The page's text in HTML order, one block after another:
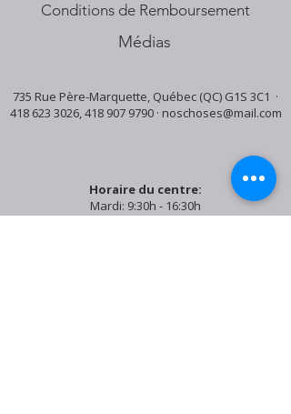
Conditions de Remboursement
Médias
735 Rue Père-Marquette, Québec (QC) G1S 3C1 ·
418 623 3026,418 907 9790· noschoses@mail.com
Horaire du centre:
Mardi: 9:30h - 16:30h